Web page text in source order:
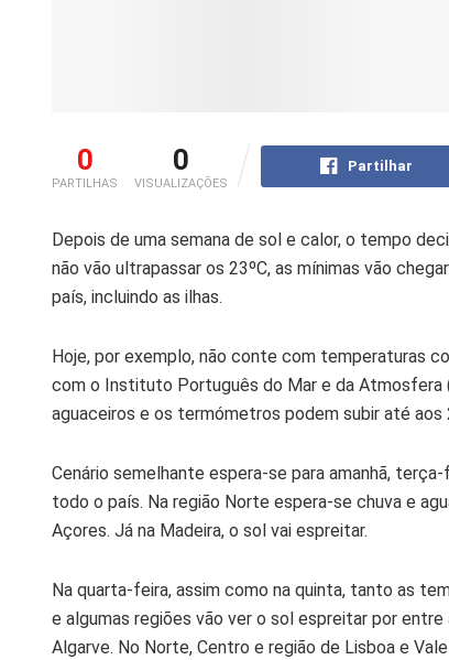
0
PARTILHAS
0
VISUALIZAÇÕES
Partilhar
Depois de uma semana de sol e calor, o tempo
não vão ultrapassar os 23ºC, as mínimas vão
país, incluindo as ilhas.
Hoje, por exemplo, não conte com temperaturas
com o Instituto Português do Mar e da Atmosfera
aguaceiros e os termómetros podem subir até aos
Cenário semelhante espera-se para amanhã,
todo o país. Na região Norte espera-se chuva e
Açores. Já na Madeira, o sol vai espreitar.
Na quarta-feira, assim como na quinta, tanto as
e algumas regiões vão ver o sol espreitar por
Algarve. No Norte, Centro e região de Lisboa e